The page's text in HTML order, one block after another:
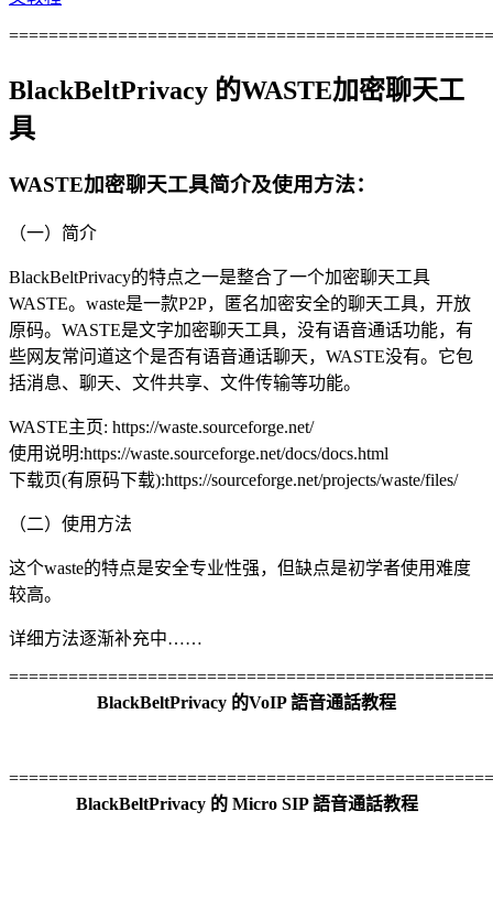
BlackBeltPrivacy 的WASTE加密聊天工
具
WASTE加密聊天工具简介及使用方法：
（一）简介
BlackBeltPrivacy的特点之一是整合了一个加密聊天工具
WASTE。waste是一款P2P，匿名加密安全的聊天工具，开放
原码。WASTE是文字加密聊天工具，没有语音通话功能，有
些网友常问道这个是否有语音通话聊天，WASTE没有。它包
括消息、聊天、文件共享、文件传输等功能。
WASTE主页: https://waste.sourceforge.net/
使用说明:https://waste.sourceforge.net/docs/docs.html
下载页(有原码下载):https://sourceforge.net/projects/waste/files/
（二）使用方法
这个waste的特点是安全专业性强，但缺点是初学者使用难度
较高。
详细方法逐渐补充中……
BlackBeltPrivacy 的VoIP 語音通話教程
BlackBeltPrivacy 的 Micro SIP 語音通話教程